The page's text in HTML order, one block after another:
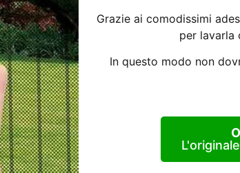
Grazie ai comodissimi
per lavarla
In questo modo non